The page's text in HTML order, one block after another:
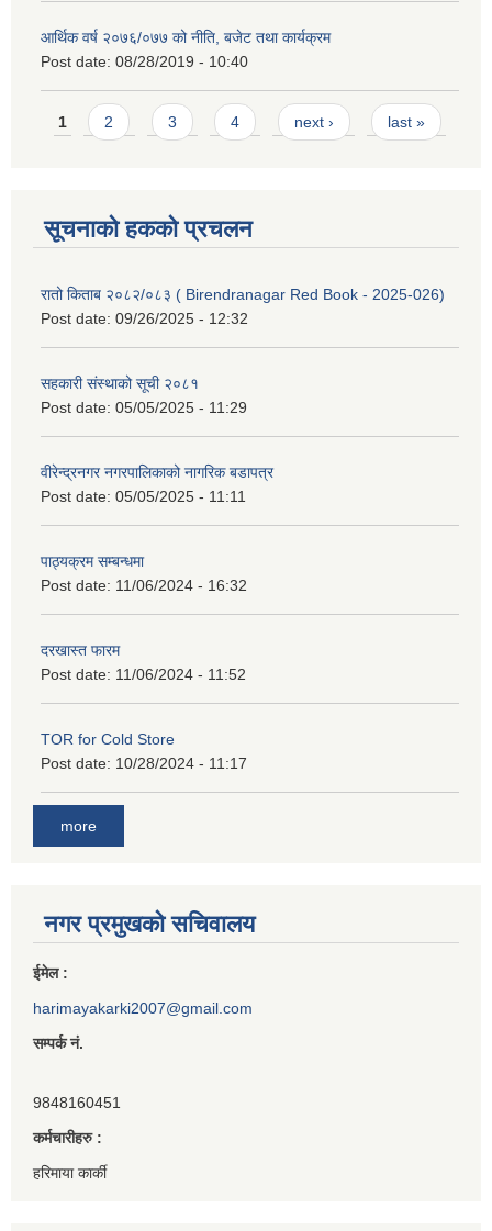
आर्थिक वर्ष २०७६/०७७ को नीति, बजेट तथा कार्यक्रम
Post date: 08/28/2019 - 10:40
Pages
1 2 3 4 next › last »
सूचनाको हकको प्रचलन
रातो किताब २०८२/०८३ ( Birendranagar Red Book - 2025-026)
Post date: 09/26/2025 - 12:32
सहकारी संस्थाको सूची २०८१
Post date: 05/05/2025 - 11:29
वीरेन्द्रनगर नगरपालिकाको नागरिक बडापत्र
Post date: 05/05/2025 - 11:11
पाठ्यक्रम सम्बन्धमा
Post date: 11/06/2024 - 16:32
दरखास्त फारम
Post date: 11/06/2024 - 11:52
TOR for Cold Store
Post date: 10/28/2024 - 11:17
more
नगर प्रमुखको सचिवालय
ईमेल :
harimayakarki2007@gmail.com
सम्पर्क नं.
9848160451
कर्मचारीहरु :
हरिमाया कार्की